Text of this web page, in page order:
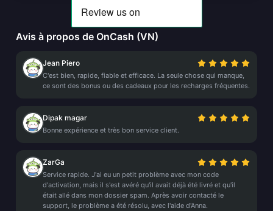
Avis à propos de OnCash (VN)
Jean Piero
C'est bien, rapide, fiable et efficace. La seule chose qui manque,
ce sont des bonus ou des cadeaux pour les recharges fréquentes.
Dipak magar
Bonne expérience et très bon service client.
ZarGa
Service rapide. J'ai eu un petit problème avec mon code
d'activation, mais il s'est avéré qu'il avait déjà été livré et qu'il
était allé dans mon dossier spam. Après avoir contacté le
support, le problème a été résolu, avec l'aide d'Anna.